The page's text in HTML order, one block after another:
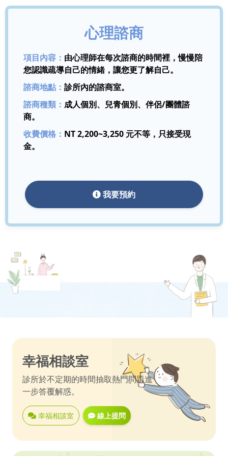
心理諮商
項目內容： 由心理師在每次諮商的時間裡，慢慢陪
您認識疏導自己的情緒，讓您更了解自己。
諮商地點： 診所內的諮商室。
諮商種類： 成人個別、兒青個別、伴侶/團體諮
商。
收費價格： NT 2,200~3,250 元不等，只接受現
金。
我要預約
幸福相談室
診所於不定期的時間抽取熱門問題進
一步答覆解惑。
幸福相談室 線上提問